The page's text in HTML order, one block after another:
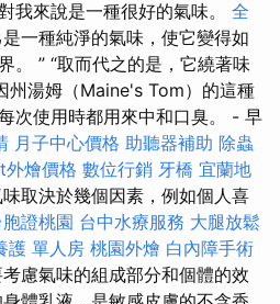
我來說是一種很好的氣味。 全
一種純淨的氣味，使它變得如
。 ” “取而代之的是，它繞著味
州湯姆（Maine's Tom）的這種
次使用時都用來中和口臭。 - 早
月子中心價格 助聽器補助 除蟲
燴價格 數位行銷 牙橋 宜蘭地
取決於幾個因素，例如個人喜
胞證桃園 台中水療服務 大腿放鬆
護 單人房 桃園外燴 白內障手術
慮氣味的組成部分和個體的效